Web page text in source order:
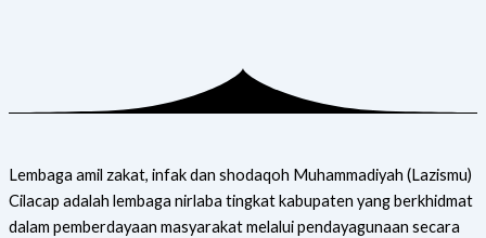
Lembaga amil zakat, infak dan shodaqoh Muhammadiyah (Lazismu)
Cilacap adalah lembaga nirlaba tingkat kabupaten yang berkhidmat
dalam pemberdayaan masyarakat melalui pendayagunaan secara